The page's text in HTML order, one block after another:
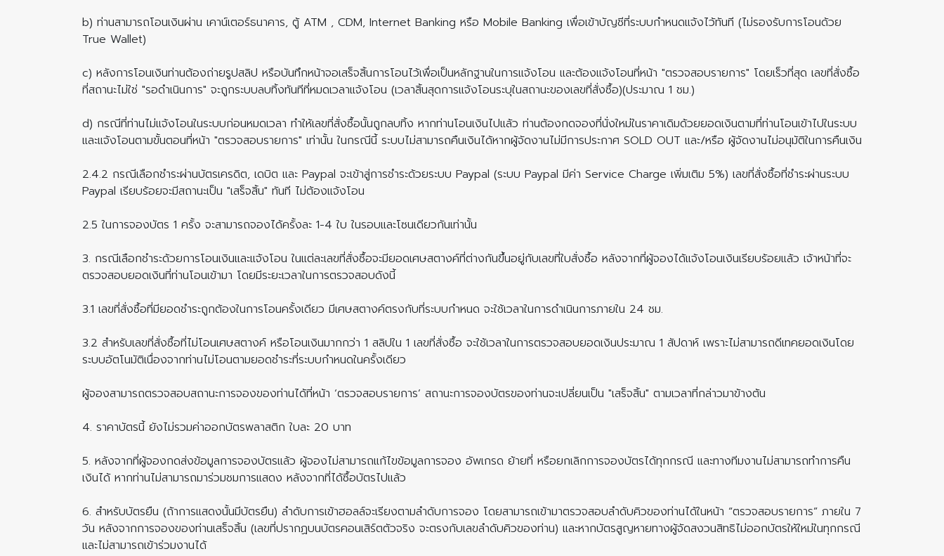
b) ท่านสามารถโอนเงินผ่าน เคาน์เตอร์ธนาคาร, ตู้ ATM , CDM, Internet Banking หรือ Mobile Banking เพื่อเข้าบัญชีที่ระบบกำหนดแจ้งไว้ทันที (ไม่รองรับการโอนด้วย
True Wallet)
c) หลังการโอนเงินท่านต้องถ่ายรูปสลิป หรือบันทึกหน้าจอเสร็จสิ้นการโอนไว้เพื่อเป็นหลักฐานในการแจ้งโอน และต้องแจ้งโอนที่หน้า "ตรวจสอบรายการ" โดยเร็วที่สุด เลขที่สั่งซื้อ
ที่สถานะไม่ใช่ "รอดำเนินการ" จะถูกระบบลบทิ้งทันทีที่หมดเวลาแจ้งโอน (เวลาสิ้นสุดการแจ้งโอนระบุในสถานะของเลขที่สั่งซื้อ)(ประมาณ 1 ชม.)
d) กรณีที่ท่านไม่แจ้งโอนในระบบก่อนหมดเวลา ทำให้เลขที่สั่งซื้อนั้นถูกลบทิ้ง หากท่านโอนเงินไปแล้ว ท่านต้องกดจองที่นั่งใหม่ในราคาเดิมด้วยยอดเงินตามที่ท่านโอนเข้าไปในระบบ
และแจ้งโอนตามขั้นตอนที่หน้า "ตรวจสอบรายการ" เท่านั้น ในกรณีนี้ ระบบไม่สามารถคืนเงินได้หากผู้จัดงานไม่มีการประกาศ SOLD OUT และ/หรือ ผู้จัดงานไม่อนุมัติในการคืนเงิน
2.4.2 กรณีเลือกชำระผ่านบัตรเครดิต, เดบิต และ Paypal จะเข้าสู่การชำระด้วยระบบ Paypal (ระบบ Paypal มีค่า Service Charge เพิ่มเติม 5%) เลขที่สั่งซื้อที่ชำระผ่านระบบ
Paypal เรียบร้อยจะมีสถานะเป็น "เสร็จสิ้น" ทันที ไม่ต้องแจ้งโอน
2.5 ในการจองบัตร 1 ครั้ง จะสามารถจองได้ครั้งละ 1-4 ใบ ในรอบและโซนเดียวกันเท่านั้น
3. กรณีเลือกชำระด้วยการโอนเงินและแจ้งโอน ในแต่ละเลขที่สั่งซื้อจะมียอดเศษสตางค์ที่ต่างกันขึ้นอยู่กับเลขที่ใบสั่งซื้อ หลังจากที่ผู้จองได้แจ้งโอนเงินเรียบร้อยแล้ว เจ้าหน้าที่จะ
ตรวจสอบยอดเงินที่ท่านโอนเข้ามา โดยมีระยะเวลาในการตรวจสอบดังนี้
3.1 เลขที่สั่งซื้อที่มียอดชำระถูกต้องในการโอนครั้งเดียว มีเศษสตางค์ตรงกับที่ระบบกำหนด จะใช้เวลาในการดำเนินการภายใน 24 ชม.
3.2 สำหรับเลขที่สั่งซื้อที่ไม่โอนเศษสตางค์ หรือโอนเงินมากกว่า 1 สลิปใน 1 เลขที่สั่งซื้อ จะใช้เวลาในการตรวจสอบยอดเงินประมาณ 1 สัปดาห์ เพราะไม่สามารถดีเทคยอดเงินโดย
ระบบอัตโนมัติเนื่องจากท่านไม่โอนตามยอดชำระที่ระบบกำหนดในครั้งเดียว
ผู้จองสามารถตรวจสอบสถานะการจองของท่านได้ที่หน้า ‘ตรวจสอบรายการ’ สถานะการจองบัตรของท่านจะเปลี่ยนเป็น "เสร็จสิ้น" ตามเวลาที่กล่าวมาข้างต้น
4. ราคาบัตรนี้ ยังไม่รวมค่าออกบัตรพลาสติก ใบละ 20 บาท
5. หลังจากที่ผู้จองกดส่งข้อมูลการจองบัตรแล้ว ผู้จองไม่สามารถแก้ไขข้อมูลการจอง อัพเกรด ย้ายที่ หรือยกเลิกการจองบัตรได้ทุกกรณี และทางทีมงานไม่สามารถทำการคืน
เงินได้ หากท่านไม่สามารถมาร่วมชมการแสดง หลังจากที่ได้ซื้อบัตรไปแล้ว
6. สำหรับบัตรยืน (ถ้าการแสดงนั้นมีบัตรยืน) ลำดับการเข้าฮอลล์จะเรียงตามลำดับการจอง โดยสามารถเข้ามาตรวจสอบลำดับคิวของท่านได้ในหน้า “ตรวจสอบรายการ” ภายใน 7
วัน หลังจากการจองของท่านเสร็จสิ้น (เลขที่ปรากฏบนบัตรคอนเสิร์ตตัวจริง จะตรงกับเลขลำดับคิวของท่าน) และหากบัตรสูญหายทางผู้จัดสงวนสิทธิไม่ออกบัตรให้ใหม่ในทุกกรณี
และไม่สามารถเข้าร่วมงานได้